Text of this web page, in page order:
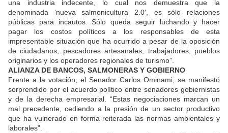
una industria indecente, lo cual nos demuestra que la
denominada ‘nueva salmonicultura 2.0′, es sólo relaciones
públicas para incautos. Sólo queda seguir luchando y hacer
pagar los costos políticos a los responsables de esta
impresentable situación que ha ocurrido a pesar de la oposición
de ciudadanos, pescadores artesanales, trabajadores, pueblos
originarios y los operadores regionales de turismo”.
ALIANZA DE BANCOS, SALMONERAS Y GOBIERNO
Frente a la votación, el Senador Carlos Ominami, se manifestó
sorprendido por el acuerdo político entre senadores gobiernistas
y de la derecha empresarial. “Estas negociaciones marcan un
mal precedente, cediendo a la presión de un sector productivo
que ha vulnerado en forma reiterada las normas ambientales y
laborales”.